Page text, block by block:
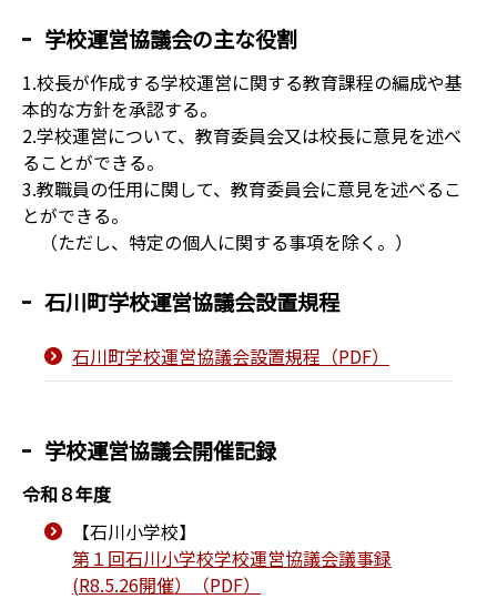
学校運営協議会の主な役割
1.校長が作成する学校運営に関する教育課程の編成や基
本的な方針を承認する。
2.学校運営について、教育委員会又は校長に意見を述べ
ることができる。
3.教職員の任用に関して、教育委員会に意見を述べるこ
とができる。
（ただし、特定の個人に関する事項を除く。）
石川町学校運営協議会設置規程
石川町学校運営協議会設置規程（PDF）
学校運営協議会開催記録
令和８年度
【石川小学校】
第１回石川小学校学校運営協議会議事録
(R8.5.26開催）（PDF）